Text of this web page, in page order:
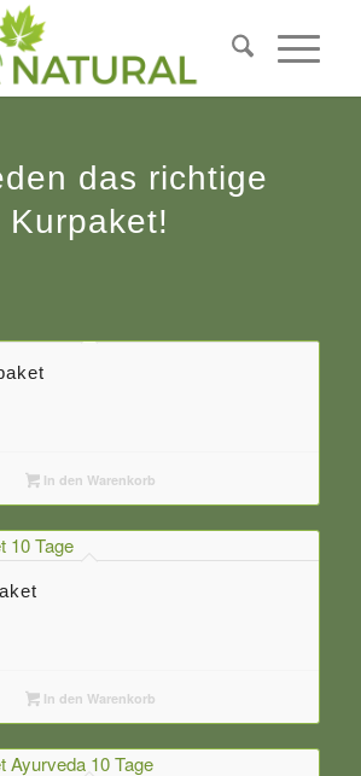
das richtige
Kurpaket!
In den Warenkorb
In den Warenkorb